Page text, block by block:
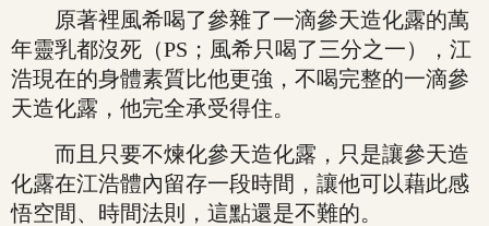
原著裡風希喝了參雜了一滴參天造化露的萬
年靈乳都沒死（PS；風希只喝了三分之一），江
浩現在的身體素質比他更強，不喝完整的一滴參
天造化露，他完全承受得住。
而且只要不煉化參天造化露，只是讓參天造
化露在江浩體內留存一段時間，讓他可以藉此感
悟空間、時間法則，這點還是不難的。